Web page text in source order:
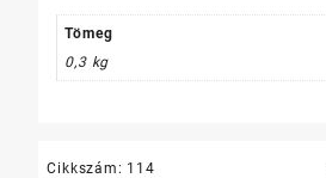
Tömeg
0,3 kg
Cikkszám: 114